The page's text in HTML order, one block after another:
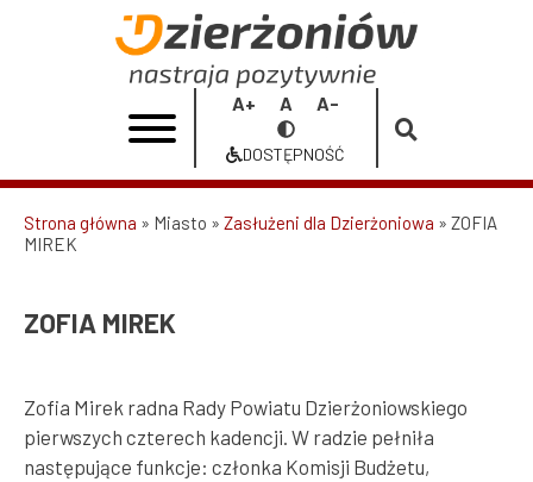
Urząd
Miasta
Increase
font
Reset
font
size
Decrease
font
Przełącz
na
Dostępność
DOSTĘPNOŚĆ
Ścieżka
Strona główna Miasto Zasłużeni dla Dzierżoniowa
ZOFIA
MIREK
ZOFIA MIREK
Zofia Mirek radna Rady Powiatu Dzierżoniowskiego
pierwszych czterech kadencji. W radzie pełniła
następujące funkcje: członka Komisji Budżetu,